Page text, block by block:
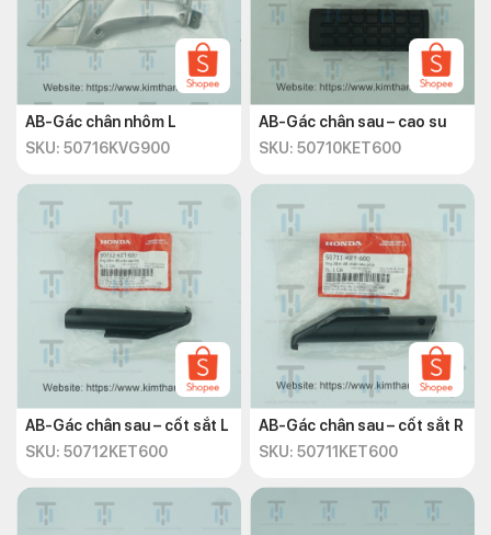
AB-Gác chân nhôm L
SKU: 50716KVG900
AB-Gác chân sau – cao su
SKU: 50710KET600
AB-Gác chân sau – cốt sắt L
SKU: 50712KET600
AB-Gác chân sau – cốt sắt R
SKU: 50711KET600